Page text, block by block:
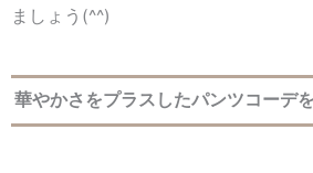
ましょう(^^)
華やかさをプラスしたパンツコーデ